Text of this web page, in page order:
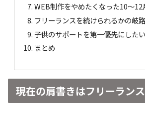
WEB制作をやめたくなった10〜12
フリーランスを続けられるかの岐
子供のサポートを第一優先にした
まとめ
現在の肩書きはフリーランス